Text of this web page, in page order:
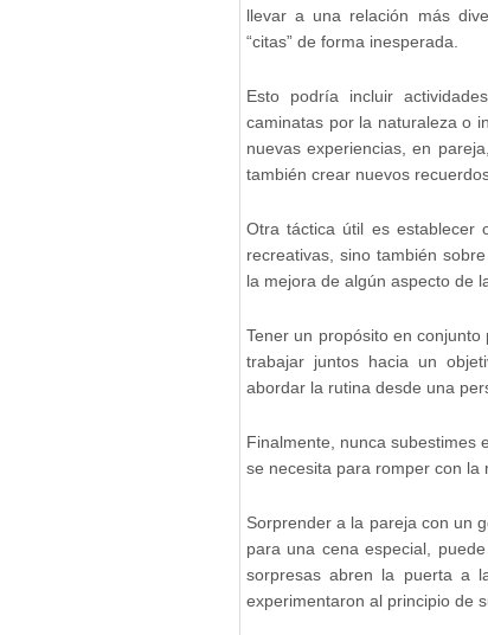
llevar a una relación más
“citas” de forma inesperada.
Esto podría incluir
caminatas por la naturaleza o
nuevas experiencias, en
también crear nuevos
Otra táctica útil es establecer
recreativas, sino también
la mejora de algún aspecto de
Tener un propósito en
trabajar juntos hacia un
abordar la rutina desde una
Finalmente, nunca subestimes
se necesita para romper con la
Sorprender a la pareja con un
para una cena especial,
sorpresas abren la puerta a
experimentaron al principio de